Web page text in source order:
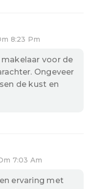
8:23 Pm
makelaar voor de
Ongeveer
de kust en
7:03 Am
ervaring met